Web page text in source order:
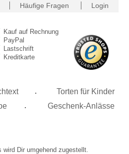
Häufige Fragen Login
Kauf auf Rechnung
PayPal
Lastschrift
Kreditkarte
.
Torten für Kinder
. Geschenk-Anlässe
Dir umgehend zugestellt.